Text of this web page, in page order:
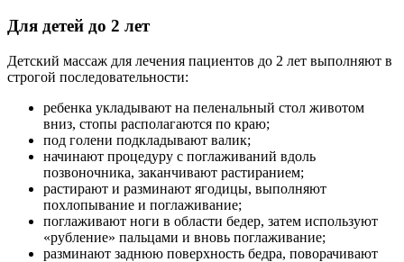
Для детей до 2 лет
Детский массаж для лечения пациентов до 2 лет выполняют в
строгой последовательности:
ребенка укладывают на пеленальный стол животом
вниз, стопы располагаются по краю;
под голени подкладывают валик;
начинают процедуру с поглаживаний вдоль
позвоночника, заканчивают растиранием;
растирают и разминают ягодицы, выполняют
похлопывание и поглаживание;
поглаживают ноги в области бедер, затем используют
«рубление» пальцами и вновь поглаживание;
разминают заднюю поверхность бедра, поворачивают